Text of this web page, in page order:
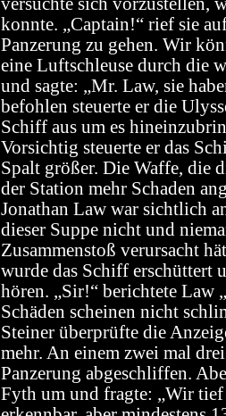
konnte. „Captain!“ rief sie
Panzerung zu gehen. Wir
eine Luftschleuse durch die
und sagte: „Mr. Law, sie
befohlen steuerte er die
Schiff aus um es
Vorsichtig steuerte er das
Spalt größer. Die Waffe, die
der Station mehr Schaden
Jonathan Law war sichtlich
dieser Suppe nicht und
Zusammenstoß verursacht
wurde das Schiff erschüttert
hören. „Sir!“ berichtete Law
Schäden scheinen nicht
Steiner überprüfte die
mehr. An einem zwei mal
Panzerung abgeschliffen.
Fyth um und fragte: „Wir